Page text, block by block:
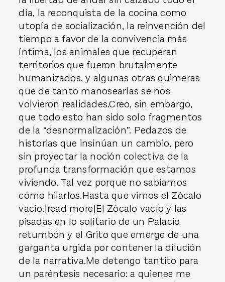
día, la reconquista de la cocina como
utopía de socialización, la reinvención del
tiempo a favor de la convivencia más
íntima, los animales que recuperan
territorios que fueron brutalmente
humanizados, y algunas otras quimeras
que de tanto manosearlas se nos
volvieron realidades.Creo, sin embargo,
que todo esto han sido solo fragmentos
de la “desnormalización”. Pedazos de
historias que insinúan un cambio, pero
sin proyectar la noción colectiva de la
profunda transformación que estamos
viviendo. Tal vez porque no sabíamos
cómo hilarlos.Hasta que vimos el Zócalo
vacío.[read more]El Zócalo vacío y las
pisadas en lo solitario de un Palacio
retumbón y el Grito que emerge de una
garganta urgida por contener la dilución
de la narrativa.Me detengo tantito para
un paréntesis necesario: a quienes me